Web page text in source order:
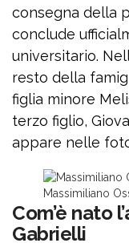
consegna della
conclude
universitario.
resto della
figlia minore
terzo figlio,
appare nelle
Massimiliano
Com’è nato
Gabrielli